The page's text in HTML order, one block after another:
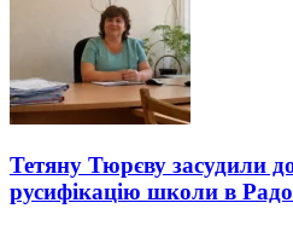
Тетяну Тюрєву засудили
русифікацію школи в